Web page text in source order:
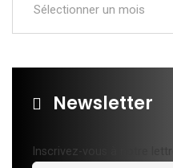
Newsletter
Inscrivez-vous à notre